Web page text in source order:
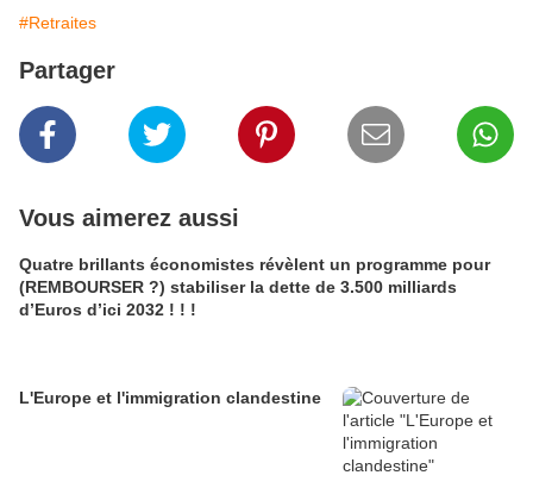
#Retraites
Partager
Vous aimerez aussi
Quatre brillants économistes révèlent un programme pour
(REMBOURSER ?) stabiliser la dette de 3.500 milliards
d’Euros d’ici 2032 ! ! !
L'Europe et l'immigration clandestine